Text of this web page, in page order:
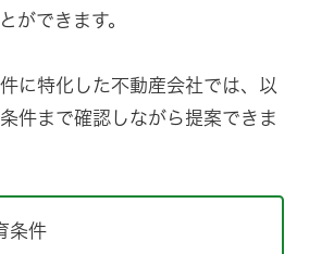
ができます。
に特化した不動産会社では、以
件まで確認しながら提案できま
条件